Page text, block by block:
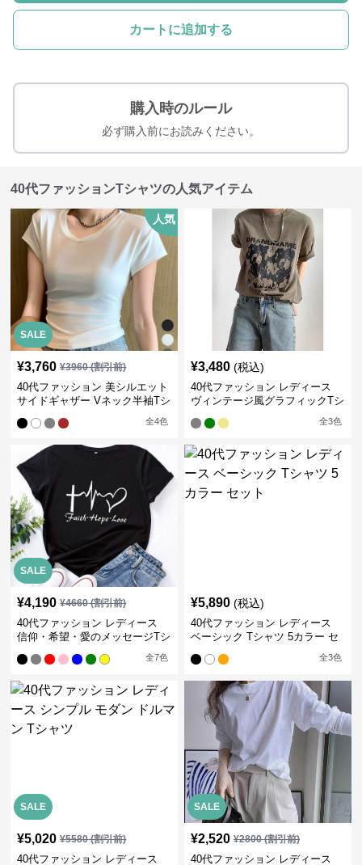
カートに追加する
購入時のルール
必ず購入前にお読みください。
40代ファッションTシャツの人気アイテム
SALE
人気
¥3,760 ¥3960(割引前)
40代ファッション 美シルエット
サイドギャザー Vネック半袖Tシ
全4色
¥3,480 (税込)
40代ファッション レディース
ヴィンテージ風グラフィックTシ
全3色
SALE
¥4,190 ¥4660(割引前)
40代ファッション レディース
信仰・希望・愛のメッセージTシ
全7色
¥5,890 (税込)
40代ファッション レディース
ベーシック Tシャツ 5カラー セ
全3色
SALE
¥5,020 ¥5580(割引前)
40代ファッション レディース
SALE
¥2,520 ¥2800(割引前)
40代ファッション レディース